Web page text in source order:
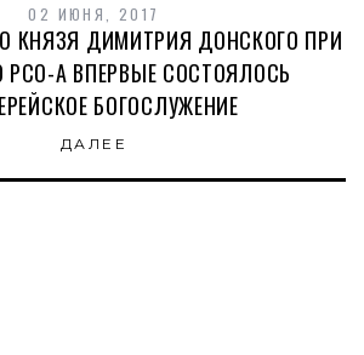
02 ИЮНЯ, 2017
КНЯЗЯ ДИМИТРИЯ ДОНСКОГО ПРИ
А ВПЕРВЫЕ СОСТОЯЛОСЬ
БОГОСЛУЖЕНИЕ
ДАЛЕЕ